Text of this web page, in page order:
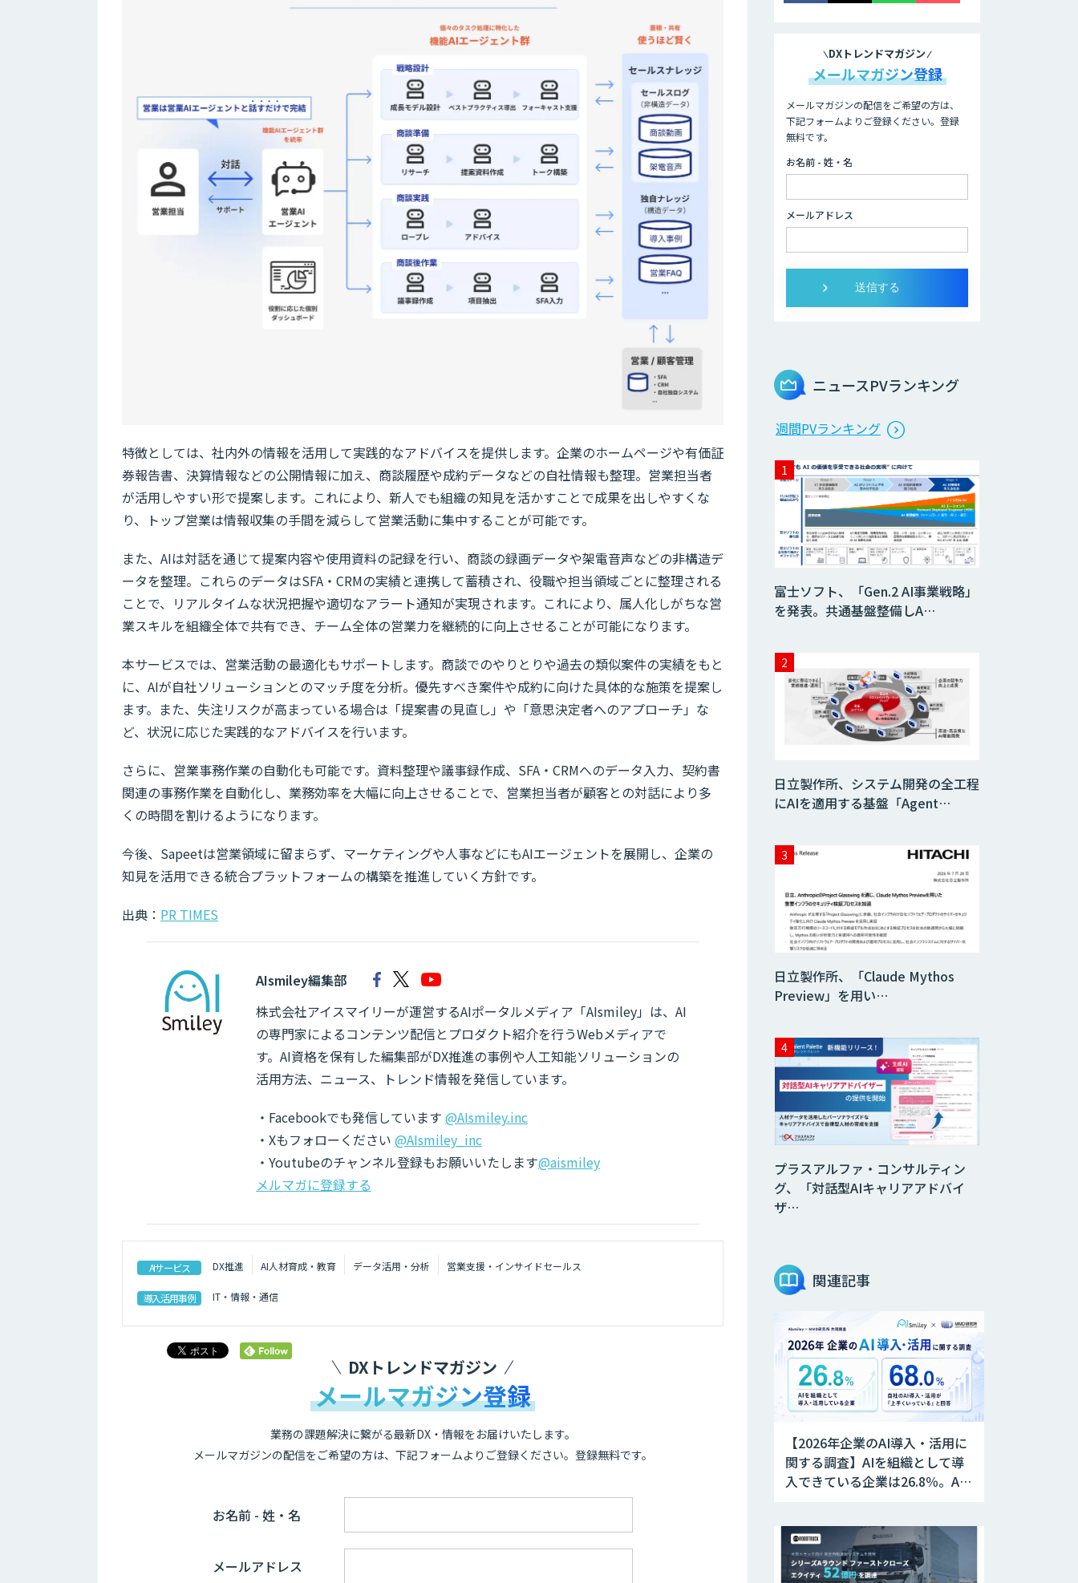
特徴としては、社内外の情報を活用して実践的なアドバイスを提供します。企業のホームページや有価証
券報告書、決算情報などの公開情報に加え、商談履歴や成約データなどの自社情報も整理。営業担当者
が活用しやすい形で提案します。これにより、新人でも組織の知見を活かすことで成果を出しやすくな
り、トップ営業は情報収集の手間を減らして営業活動に集中することが可能です。
また、AIは対話を通じて提案内容や使用資料の記録を行い、商談の録画データや架電音声などの非構造デ
ータを整理。これらのデータはSFA・CRMの実績と連携して蓄積され、役職や担当領域ごとに整理される
ことで、リアルタイムな状況把握や適切なアラート通知が実現されます。これにより、属人化しがちな営
業スキルを組織全体で共有でき、チーム全体の営業力を継続的に向上させることが可能になります。
本サービスでは、営業活動の最適化もサポートします。商談でのやりとりや過去の類似案件の実績をもと
に、AIが自社ソリューションとのマッチ度を分析。優先すべき案件や成約に向けた具体的な施策を提案し
ます。また、失注リスクが高まっている場合は「提案書の見直し」や「意思決定者へのアプローチ」な
ど、状況に応じた実践的なアドバイスを行います。
さらに、営業事務作業の自動化も可能です。資料整理や議事録作成、SFA・CRMへのデータ入力、契約書
関連の事務作業を自動化し、業務効率を大幅に向上させることで、営業担当者が顧客との対話により多
くの時間を割けるようになります。
今後、Sapeetは営業領域に留まらず、マーケティングや人事などにもAIエージェントを展開し、企業の
知見を活用できる統合プラットフォームの構築を推進していく方針です。
出典： PR TIMES
AIsmiley編集部
株式会社アイスマイリーが運営するAIポータルメディア「AIsmiley」は、AI
の専門家によるコンテンツ配信とプロダクト紹介を行うWebメディアで
す。AI資格を保有した編集部がDX推進の事例や人工知能ソリューションの
活用方法、ニュース、トレンド情報を発信しています。
・Facebookでも発信しています @AIsmiley.inc
・Xもフォローください @AIsmiley_inc
・Youtubeのチャンネル登録もお願いいたします@aismiley
メルマガに登録する
AIサービス DX推進 AI人材育成・教育 データ活用・分析 営業支援・インサイドセールス
導入活用事例 IT・情報・通信
DXトレンドマガジン
メールマガジン登録
業務の課題解決に繋がる最新DX・情報をお届けいたします。
メールマガジンの配信をご希望の方は、下記フォームよりご登録ください。登録無料です。
お名前 - 姓・名
メールアドレス
業務特化型AIエー
援「業務AIプロ」
Dify開発支援
展示会の名刺を商
ング自動化AIエー
ジェント開発
Salesforce入力・
ナーチャリング自
開発
営業特化型Dify導
入支援・AIエージ
ェント開発
適化AIシステム
『KISS』
miibo
ニーズを理解する
対話型AIエージェ
ント「AI’mON for
展示会」
Web接客を進化さ
せる対話型AIエー
「AI’mON for
WEB」
AIエージェント構
スクレイプPro
伴走型でAI活用を
AIブートキャン
プ」
DX推進のパートナ
ーに「ジンベイ 生
成AI・DXコンサル
ティング」
アポメイト
m2view
DXトレンドマガジン
メールマガジン登録
メールマガジンの配信をご希望の方は、
下記フォームよりご登録ください。登録
無料です。
お名前 - 姓・名
メールアドレス
ニュースPVランキング
週間PVランキング
富士ソフト、「Gen.2 AI事業戦略」
を発表。共通基盤整備しA…
日立製作所、システム開発の全工程
にAIを適用する基盤「Agent…
日立製作所、「Claude Mythos
Preview」を用い…
プラスアルファ・コンサルティン
グ、「対話型AIキャリアアドバイ
ザ…
関連記事
【2026年企業のAI導入・活用に
関する調査】AIを組織として導
入できている企業は26.8％。AI
いる」と回答